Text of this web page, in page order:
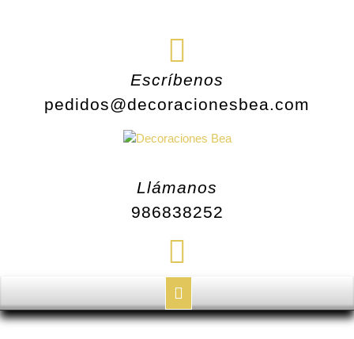
Escríbenos
pedidos@decoracionesbea.com
Llámanos
986838252